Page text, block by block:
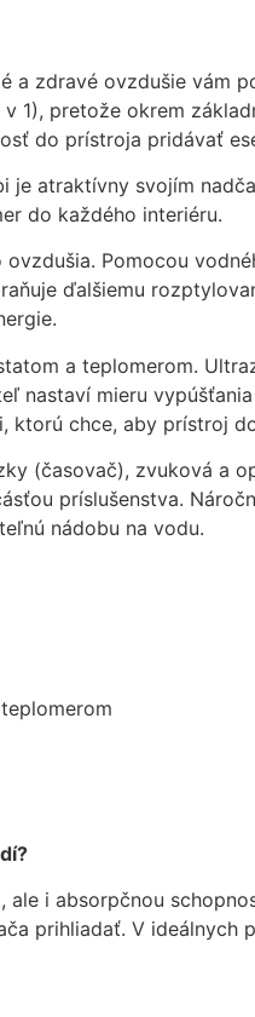
a zdravé ovzdušie vám
1), pretože okrem
do prístroja pridávať
atraktívny svojím
do každého interiéru.
Pomocou
ďalšiemu
a teplomerom.
nastaví mieru
chce, aby prístroj
(časovač), zvuková a
príslušenstva.
nádobu na vodu.
i absorpčnou
prihliadať. V